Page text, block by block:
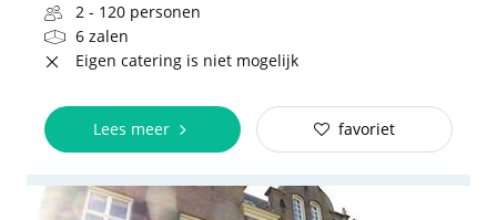
2 - 120 personen
6 zalen
Eigen catering is niet mogelijk
Lees meer favoriet